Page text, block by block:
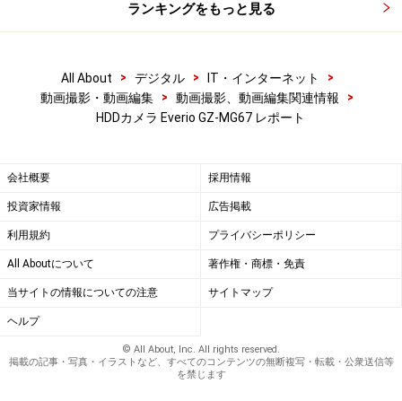
ランキングをもっと見る
All About > デジタル > IT・インターネット
>
動画撮影・動画編集
> 動画撮影、動画編集関連情報
>
HDDカメラ Everio GZ-MG67 レポート
会社概要 採用情報
投資家情報 広告掲載
利用規約 プライバシーポリシー
All Aboutについて 著作権・商標・免責
当サイトの情報についての注意 サイトマップ
ヘルプ
© All About, Inc. All rights reserved.
掲載の記事・写真・イラストなど、すべてのコンテンツの無断複写・転載・公衆送信等
を禁じます